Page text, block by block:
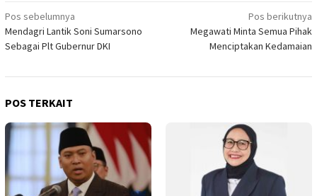
Navigasi
pos
Pos sebelumnya
Mendagri Lantik Soni Sumarsono
Sebagai Plt Gubernur DKI
Pos berikutnya
Megawati Minta Semua Pihak
Menciptakan Kedamaian
POS TERKAIT